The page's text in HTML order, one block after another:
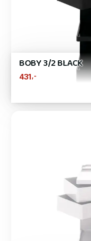
BOBY 3/2 BLACK
431,-